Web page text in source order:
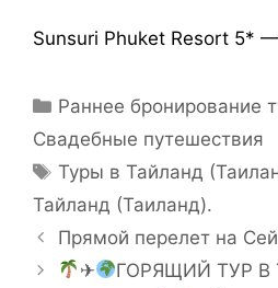
Sunsuri Phuket Resort 5*
Раннее бронирование
Свадебные путешествия
Туры в Тайланд
Тайланд (Таиланд).
Прямой перелет на
✈
ГОРЯЩИЙ ТУР В